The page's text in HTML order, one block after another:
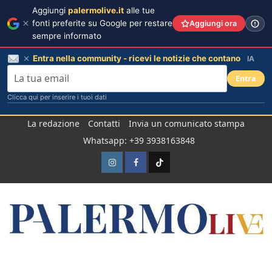
La redazione Contatti
Invia un comunicato stampa
Whatsapp: +39 3938163848
InstagramFacebook
TikTok
Aggiungi palermolive.it alle tue
fonti preferite su Google per restare
sempre informato
Aggiungi ora
Entra nella community - ricevi le notizie che contano IA
Entra
Clicca qui per inserire i tuoi dati